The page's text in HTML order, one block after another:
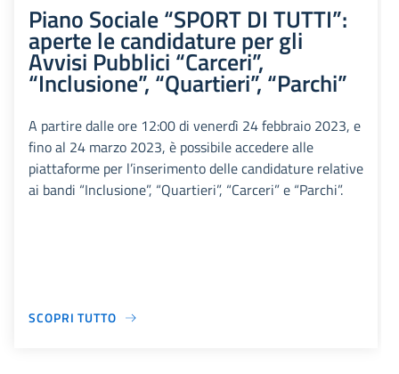
Piano Sociale “SPORT DI TUTTI”:
aperte le candidature per gli
Avvisi Pubblici “Carceri”,
“Inclusione”, “Quartieri”, “Parchi”
A partire dalle ore 12:00 di venerdì 24 febbraio 2023, e
fino al 24 marzo 2023, è possibile accedere alle
piattaforme per l’inserimento delle candidature relative
ai bandi “Inclusione”, “Quartieri”, “Carceri” e “Parchi”.
SCOPRI TUTTO